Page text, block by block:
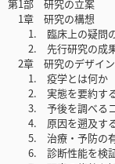
第1部 研究の立案
1章 研究の構想
1. 臨床上の疑問
2. 先行研究の成
2章 研究のデザイン
1. 疫学とは何か
2. 実態を要約する
3. 予後を調べるコ
4. 原因を遡及する
5. 治療・予防の有
6. 診断性能を検証